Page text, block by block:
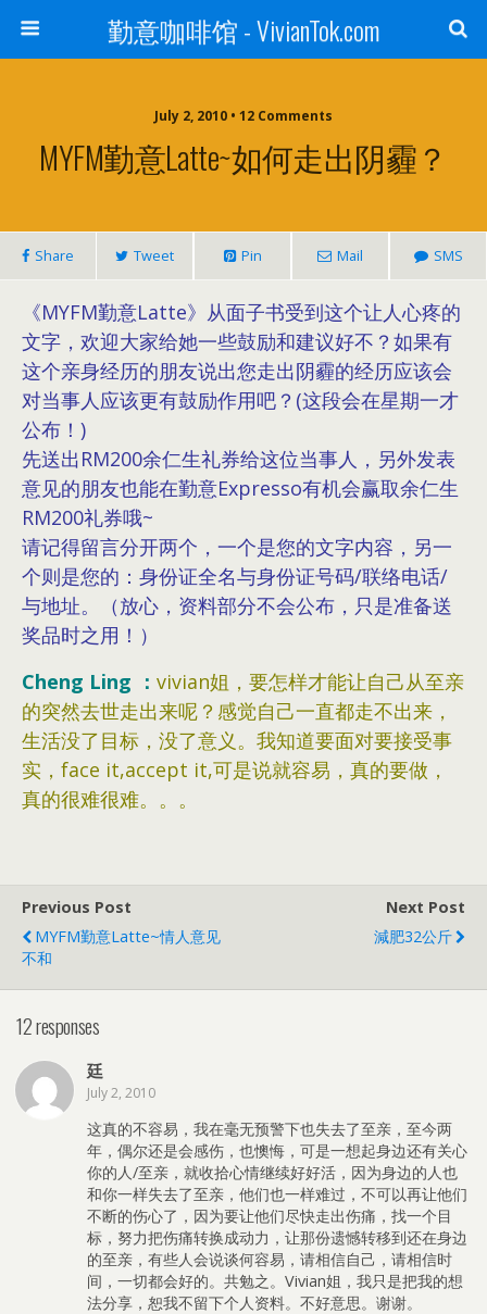
勤意咖啡馆 - VivianTok.com
July 2, 2010 • 12 Comments
MYFM勤意Latte~如何走出阴霾？
Share Tweet Pin Mail SMS
《MYFM勤意Latte》从面子书受到这个让人心疼的
文字，欢迎大家给她一些鼓励和建议好不？如果有
这个亲身经历的朋友说出您走出阴霾的经历应该会
对当事人应该更有鼓励作用吧？(这段会在星期一才
公布！)
先送出RM200余仁生礼券给这位当事人，另外发表
意见的朋友也能在勤意Expresso有机会赢取余仁生
RM200礼券哦~
请记得留言分开两个，一个是您的文字内容，另一
个则是您的：身份证全名与身份证号码/联络电话/
与地址。（放心，资料部分不会公布，只是准备送
奖品时之用！）
Cheng Ling ： vivian姐，要怎样才能让自己从至亲
的突然去世走出来呢？感觉自己一直都走不出来，
生活没了目标，没了意义。我知道要面对要接受事
实，face it,accept it,可是说就容易，真的要做，
真的很难很难。。。
Previous Post
MYFM勤意latte~情人意见
不和
Next Post
減肥32公斤
12 responses
廷
July 2, 2010
这真的不容易，我在毫无预警下也失去了至亲，至今两
年，偶尔还是会感伤，也懊悔，可是一想起身边还有关心
你的人/至亲，就收拾心情继续好好活，因为身边的人也
和你一样失去了至亲，他们也一样难过，不可以再让他们
不断的伤心了，因为要让他们尽快走出伤痛，找一个目
标，努力把伤痛转换成动力，让那份遗憾转移到还在身边
的至亲，有些人会说谈何容易，请相信自己，请相信时
间，一切都会好的。共勉之。Vivian姐，我只是把我的想
法分享，恕我不留下个人资料。不好意思。谢谢。